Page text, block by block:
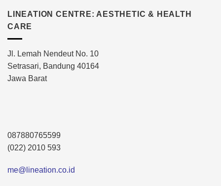
LINEATION CENTRE: AESTHETIC & HEALTH
CARE
Jl. Lemah Nendeut No. 10
Setrasari, Bandung 40164
Jawa Barat
087880765599
(022) 2010 593
me@lineation.co.id